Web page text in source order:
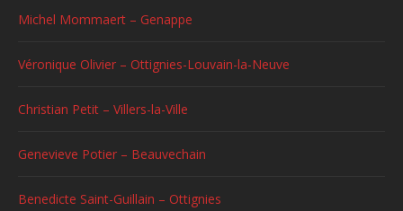
Michel Mommaert – Genappe
Véronique Olivier – Ottignies-Louvain-la-Neuve
Christian Petit – Villers-la-Ville
Genevieve Potier – Beauvechain
Benedicte Saint-Guillain – Ottignies